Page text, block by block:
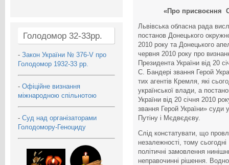
Голодомор 32-33рр.
- Закон України № 376-V про
Голодомор 1932-33 рр.
- Офіційне визнання
міжнародною спільнотою
- Суд над організаторами
Голодомору-Геноциду
«Про присвоєння
Львівська обласна рада
постанов Донецького
2010 року та Донецького
червня 2010 року про
Президента України від 20
С. Бандері звання Герой
тих агентів Кремля, які
української влади, а
України від 20 січня 2010
звання Герой України» суди
Путіну і Мєдвєдєву.
Слід констатувати, що
незалежності, тому
політичні замовлення
неправочинні рішення.